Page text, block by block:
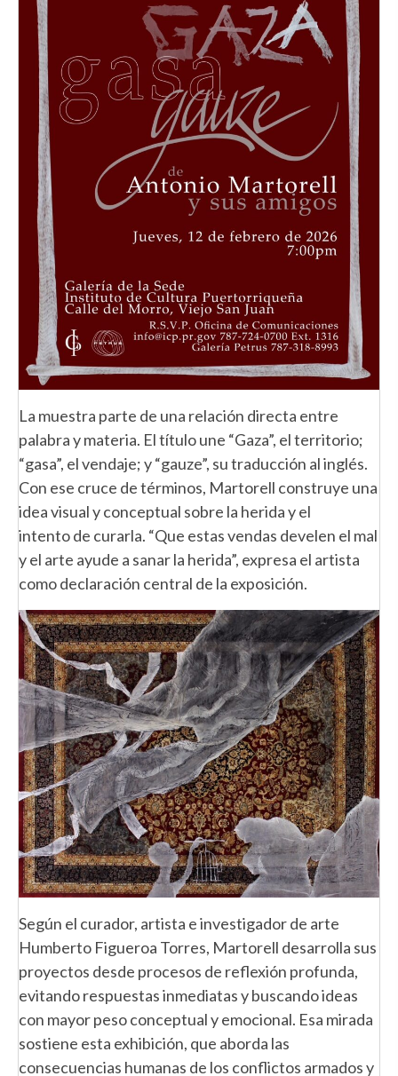
La muestra parte de una relación directa entre
palabra y materia. El título une “Gaza”, el territorio;
“gasa”, el vendaje; y “gauze”, su traducción al inglés.
Con ese cruce de términos, Martorell construye una
idea visual y conceptual sobre la herida y el
intento de curarla. “Que estas vendas develen el mal
y el arte ayude a sanar la herida”, expresa el artista
como declaración central de la exposición.
Según el curador, artista e investigador de arte
Humberto Figueroa Torres, Martorell desarrolla sus
proyectos desde procesos de reflexión profunda,
evitando respuestas inmediatas y buscando ideas
con mayor peso conceptual y emocional. Esa mirada
sostiene esta exhibición, que aborda las
consecuencias humanas de los conflictos armados y